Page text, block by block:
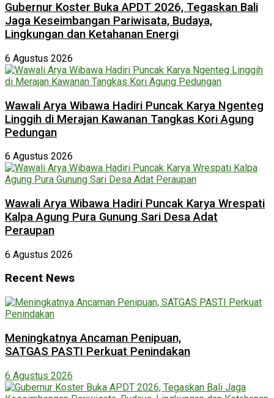
Gubernur Koster Buka APDT 2026, Tegaskan Bali
Jaga Keseimbangan Pariwisata, Budaya,
Lingkungan dan Ketahanan Energi
6 Agustus 2026
Wawali Arya Wibawa Hadiri Puncak Karya Ngenteg
Linggih di Merajan Kawanan Tangkas Kori Agung
Pedungan
6 Agustus 2026
Wawali Arya Wibawa Hadiri Puncak Karya Wrespati
Kalpa Agung Pura Gunung Sari Desa Adat
Peraupan
6 Agustus 2026
Recent News
Meningkatnya Ancaman Penipuan,
SATGAS PASTI Perkuat Penindakan
6 Agustus 2026